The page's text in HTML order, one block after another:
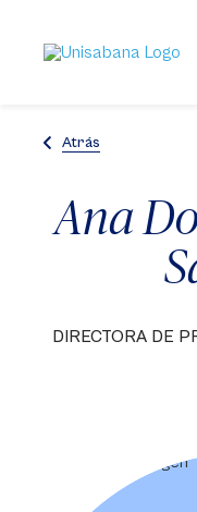
contenido
principal
Atrás
Ana
DIRECTORA DE